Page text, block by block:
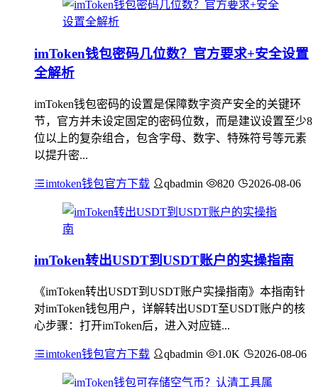
imToken钱包密码几位数？官方要求+安全设置
全解析
imToken钱包密码的设置是保障数字资产安全的关键环
节，官方并未设定固定的密码位数，而是建议设置至少8
位以上的复杂组合，包含字母、数字、特殊符号等元素
以提升密...
imtoken钱包官方下载 qbadmin 820 2026-08-06
imToken转出USDT到USDT账户的实操指南
《imToken转出USDT到USDT账户实操指南》本指南针
对imToken钱包用户，详解转出USDT至USDT账户的核
心步骤：打开imToken后，进入对应链...
imtoken钱包官方下载 qbadmin 1.0K 2026-08-06